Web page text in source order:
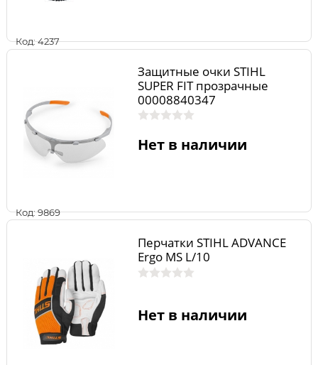
Код: 4237
Код: 9869
Защитные очки STIHL
SUPER FIT прозрачные
00008840347
Нет в наличии
Перчатки STIHL ADVANCE
Ergo MS L/10
Нет в наличии